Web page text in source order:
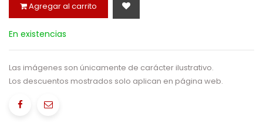
Agregar al carrito
En existencias
Las imágenes son únicamente de carácter ilustrativo.
Los descuentos mostrados solo aplican en página web.